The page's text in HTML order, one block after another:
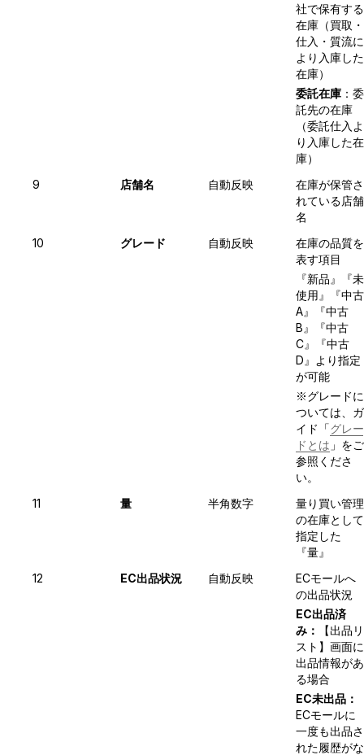
社で保有する
在庫（買取・
仕入・質流に
より入庫した
在庫）
委託在庫：委
託先の在庫
（委託仕入よ
り入庫した在
庫）
9
店舗名 自動反映
在庫が保管さ
れている店舗
名
10
グレード 自動反映
在庫の品質を
表す項目
『新品』『未
使用』『中古
A』『中古
B』『中古
C』『中古
D』より指定
が可能
※グレードに
ついては、ガ
イド「グレー
ドとは 」をご
参照くださ
い。
11
量 半角数字
量り買い管理
の在庫として
指定した
『量』
12
EC出品状況 自動反映
ECモールへ
の出品状況
EC出品済
み：
【出品リ
スト】画面に
出品情報があ
る場合
EC未出品：
ECモールに
一度も出品さ
れた履歴がな